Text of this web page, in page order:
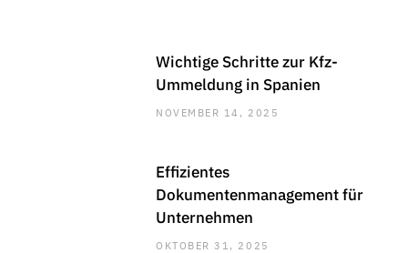
Wichtige Schritte zur Kfz-
Ummeldung in Spanien
NOVEMBER 14, 2025
Effizientes
Dokumentenmanagement für
Unternehmen
OKTOBER 31, 2025